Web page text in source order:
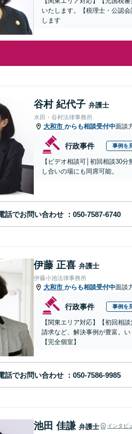
いたします。【税理士・公認
します
谷村 紀代子 弁護士
水田・谷村法律事務所
大和市 からも相談受付中面談
行政事件 事例を
【ビデオ相談可│初回相談30
し合いの場にも同席可能。
話でお問い合わせ
伊藤 正喜 弁護士
伊藤小池法律事務所
大和市 からも相談受付中面談
行政事件 事例を
【関東エリア対応】【初回相
請求など、解決事例が豊富。
【完全個室】
話でお問い合わせ
池田 佳謙 弁護士 インタビ